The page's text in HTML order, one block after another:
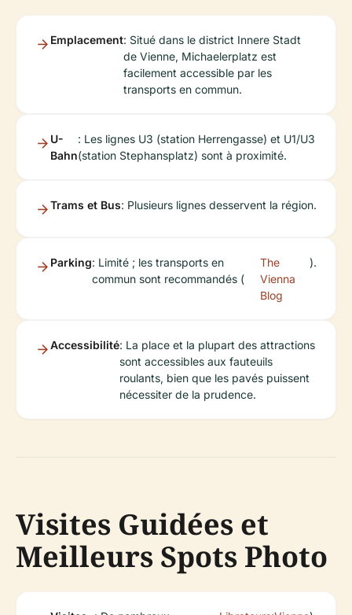
Emplacement: Situé dans le district Innere Stadt
de Vienne, Michaelerplatz est
facilement accessible par les
transports en commun.
U-
Bahn
: Les lignes U3 (station Herrengasse) et U1/U3
(station Stephansplatz) sont à proximité.
Trams et Bus: Plusieurs lignes desservent la région.
Parking: Limité ; les transports en
commun sont recommandés (
The
Vienna
Blog
).
Accessibilité: La place et la plupart des attractions
sont accessibles aux fauteuils
roulants, bien que les pavés puissent
nécessiter de la prudence.
Visites Guidées et
Meilleurs Spots Photo